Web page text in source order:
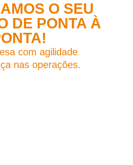
O SEU
DE PONTA À
com agilidade
nas operações.